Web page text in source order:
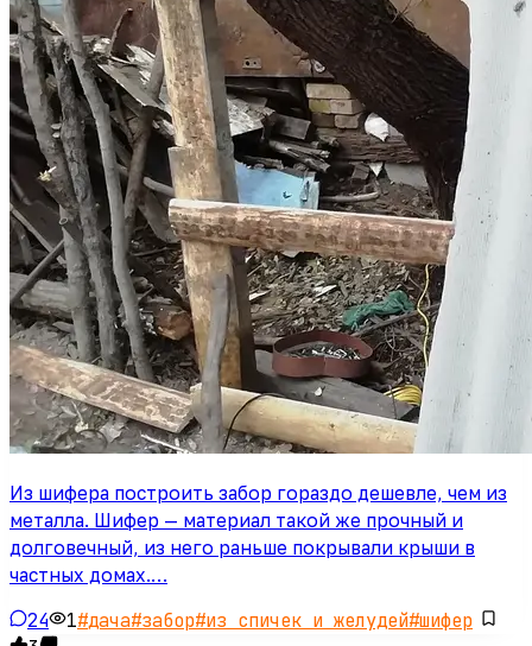
Из шифера построить забор гораздо дешевле, чем из
металла. Шифер — материал такой же прочный и
долговечный, из него раньше покрывали крыши в
частных домах.…
24 1#дача#забор#из спичек и желудей#шифер